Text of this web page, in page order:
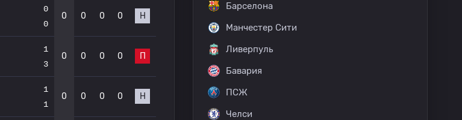
0
0
0 0 0 0 Н
1
3
0 0 0 0 П
1
1
0 0 0 0 Н
Барселона
Манчестер Сити
Ливерпуль
Бавария
ПСЖ
Челси